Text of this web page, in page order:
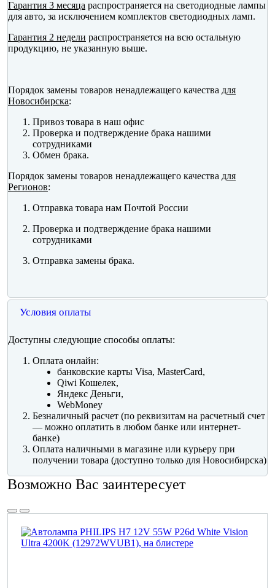
Гарантия 3 месяца распространяется на светодиодные лампы
для авто, за исключением комплектов светодиодных ламп.
Гарантия 2 недели распространяется на всю остальную
продукцию, не указанную выше.
Порядок замены товаров ненадлежащего качества для
Новосибирска:
Привоз товара в наш офис
Проверка и подтверждение брака нашими
сотрудниками
Обмен брака.
Порядок замены товаров ненадлежащего качества для
Регионов:
Отправка товара нам Почтой России
Проверка и подтверждение брака нашими
сотрудниками
Отправка замены брака.
Условия оплаты
Доступны следующие способы оплаты:
Оплата онлайн:
банковские карты Visa, MasterCard,
Qiwi Кошелек,
Яндекс Деньги,
WebMoney
Безналичный расчет (по реквизитам на расчетный счет
— можно оплатить в любом банке или интернет-
банке)
Оплата наличными в магазине или курьеру при
получении товара (доступно только для Новосибирска)
Возможно Вас заинтересует